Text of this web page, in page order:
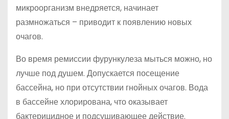
микроорганизм внедряется, начинает
размножаться – приводит к появлению новых
очагов.
Во время ремиссии фурункулеза мыться можно, но
лучше под душем. Допускается посещение
бассейна, но при отсутствии гнойных очагов. Вода
в бассейне хлорирована, что оказывает
бактерицидное и подсушивающее действие.